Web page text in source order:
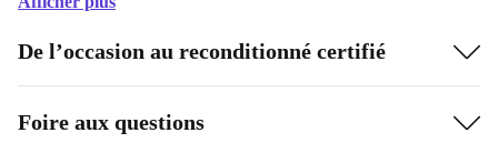
De l’occasion au reconditionné certifié
Foire aux questions